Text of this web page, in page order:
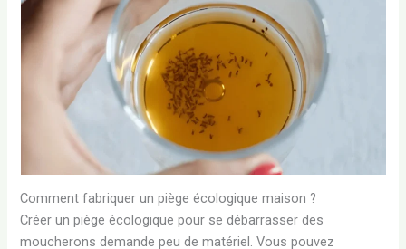
Comment fabriquer un piège écologique maison ?
Créer un piège écologique pour se débarrasser des
moucherons demande peu de matériel. Vous pouvez